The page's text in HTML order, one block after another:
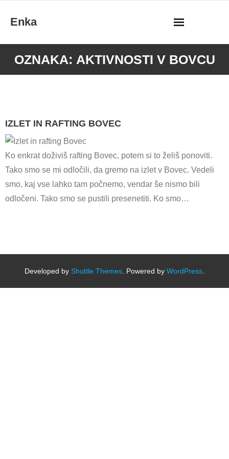
Enka
OZNAKA: AKTIVNOSTI V BOVCU
IZLET IN RAFTING BOVEC
Ko enkrat doživiš rafting Bovec, potem si to želiš ponoviti.
Tako smo se mi odločili, da gremo na izlet v Bovec. Vedeli
smo, kaj vse lahko tam počnemo, vendar še nismo bili
odločeni. Tako smo se pustili presenetiti. Ko smo…
Developed by Shuttle Themes . Powered by WordPress